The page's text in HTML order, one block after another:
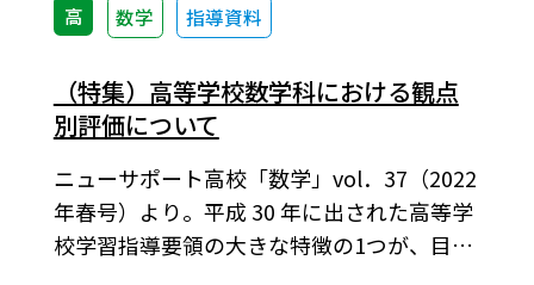
高 数学 指導資料
（特集）高等学校数学科における観点
別評価について
ニューサポート高校「数学」vol．37（2022
年春号）より。平成 30 年に出された高等学
校学習指導要領の大きな特徴の1つが、目標